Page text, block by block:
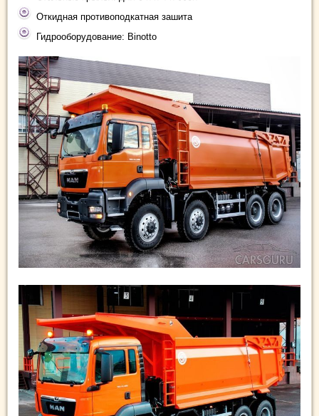
Откидная противоподкатная зашита
Гидрооборудование: Binotto